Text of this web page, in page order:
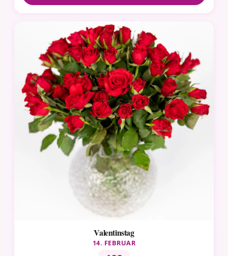
Valentinstag
14. FEBRUAR